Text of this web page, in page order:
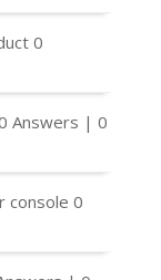
0
Answers | 0
console 0